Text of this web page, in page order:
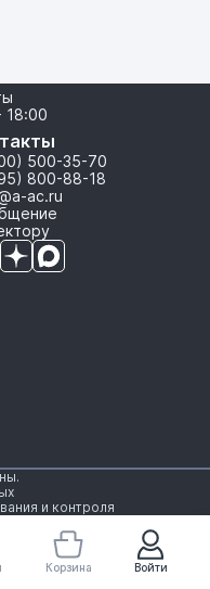
Войти
Корзина
18:00
500-35-70
800-88-18
ac.ru
и контроля